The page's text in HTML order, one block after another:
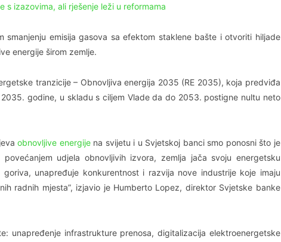
s izazovima, ali rješenje leži u reformama
smanjenju emisija gasova sa efektom staklene bašte i otvoriti hiljade
energije širom zemlje.
tranzicije – Obnovljiva energija 2035 (RE 2035), koja predviđa
godine, u skladu s ciljem Vlade da do 2053. postigne nultu neto
obnovljive energijena svijetu i u Svjetskoj banci smo ponosni što je
udjela obnovljivih izvora, zemlja jača svoju energetsku
unapređuje konkurentnost i razvija nove industrije koje imaju
radnih mjesta”, izjavio je Humberto Lopez, direktor Svjetske banke
unapređenje infrastrukture prenosa, digitalizacija elektroenergetske